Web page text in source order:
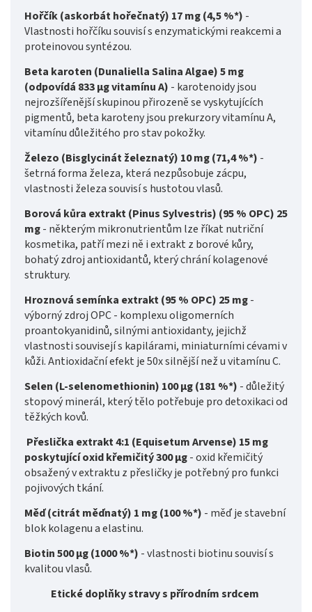
Hořčík (askorbát hořečnatý) 17 mg (4,5 %*) -
Vlastnosti hořčíku souvisí s enzymatickými reakcemi a
proteinovou syntézou.
Beta karoten (Dunaliella Salina Algae) 5 mg
(odpovídá 833 μg vitamínu A) - karotenoidy jsou
nejrozšířenější skupinou přirozeně se vyskytujících
pigmentů, beta karoteny jsou prekurzory vitamínu A,
vitamínu důležitého pro stav pokožky.
Železo (Bisglycinát železnatý) 10 mg (71,4 %*) -
šetrná forma železa, která nezpůsobuje zácpu,
vlastnosti železa souvisí s hustotou vlasů.
Borová kůra extrakt (Pinus Sylvestris) (95 % OPC) 25
mg- některým mikronutrientům lze říkat nutriční
kosmetika, patří mezi ně i extrakt z borové kůry,
bohatý zdroj antioxidantů, který chrání kolagenové
struktury.
Hroznová semínka extrakt (95 % OPC) 25 mg-
výborný zdroj OPC - komplexu oligomerních
proantokyanidinů, silnými antioxidanty, jejichž
vlastnosti souvisejí s kapilárami, miniaturními cévami v
kůži. Antioxidační efekt je 50x silnější než u vitamínu C.
Selen (L-selenomethionin) 100 μg (181 %*) - důležitý
stopový minerál, který tělo potřebuje pro detoxikaci od
těžkých kovů.
Přeslička extrakt 4:1 (Equisetum Arvense) 15 mg
poskytující oxid křemičitý 300 μg- oxid křemičitý
obsažený v extraktu z přesličky je potřebný pro funkci
pojivových tkání.
Měď (citrát měďnatý) 1 mg (100 %*) - měď je stavební
blok kolagenu a elastinu.
Biotin 500 μg (1000 %*) - vlastnosti biotinu souvisí s
kvalitou vlasů.
Etické doplňky stravy s přírodním srdcem